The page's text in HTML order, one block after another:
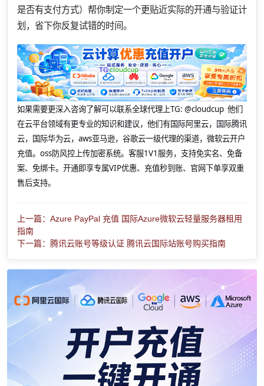
是否有支付方式）帮你制定一个更贴近实际的开通与验证计
划，省下你反复试错的时间。
如果需要更深入咨询了解可以联系全球代理上TG: @cloudcup 他们
在云平台领域有更专业的知识和建议，他们有国际阿里云，国际腾讯
云，国际华为云，aws亚马逊，谷歌云一级代理的渠道，微软云开户
充值。oss防风控上传加密系统。客服1V1服务，支持免实名、免备
案、免绑卡。开通即享专属VIP优惠、充值秒到账、官网下单享双重
售后支持。
上一篇：Azure PayPal 充值 国际Azure微软云轻量服务器租用
指南
下一篇：腾讯云账号等级认证 腾讯云国际站账号购买指南